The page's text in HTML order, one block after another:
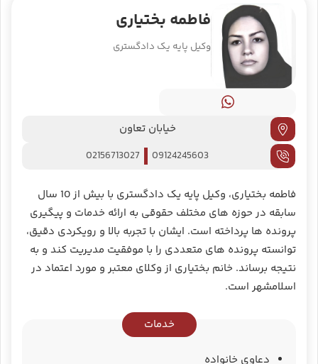
فاطمه بختیاری
وکیل پایه یک دادگستری
خیابان تعاون
09124245603
02156713027
فاطمه بختیاری، وکیل پایه یک دادگستری با بیش از 10 سال
سابقه در حوزه‌ های مختلف حقوقی به ارائه خدمات و پیگیری
پرونده ‌ها پرداخته است. ایشان با تجربه بالا و رویکردی دقیق،
توانسته پرونده‌ های متعددی را با موفقیت مدیریت کند و به
نتیجه برساند. خانم بختیاری از وکلای معتبر و مورد اعتماد در
اسلامشهر است.
خدمات
دعاوی خانواده